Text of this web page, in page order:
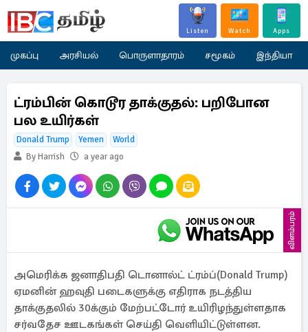
Listen Watch Apps
முகப்பு அரசியல் பொருளாதாரம் சமூகம் இந்தியா
ட்ரம்பின் கொடூர தாக்குதல்: பறிபோன
பல உயிர்கள்
Donald Trump Yemen
World
By Harrish
a year ago
விளம்பரம்
அமெரிக்க ஜனாதிபதி டொனால்ட் ட்ரம்ப்(Donald Trump)
ஏமனின் ஹவுதி படைகளுக்கு எதிராக நடத்திய
தாக்குதலில் 30க்கும் மேற்பட்டோர் உயிரிழந்துள்ளதாக
சர்வதேச ஊடகங்கள் செய்தி வெளியிட்டுள்ளன.